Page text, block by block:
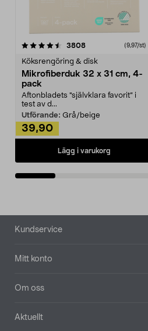
3808recensioner (9,97/st)
Köksrengöring & disk
Mikrofiberduk 32 x 31 cm, 4-
pack
Aftonbladets "självklara favorit” i
test av d...
Utförande: Grå/beige
39,90
Lägg i varukorg
4.0av 5 stjärnor
Sidfot
Kundservice
Mitt konto
Om oss
Aktuellt